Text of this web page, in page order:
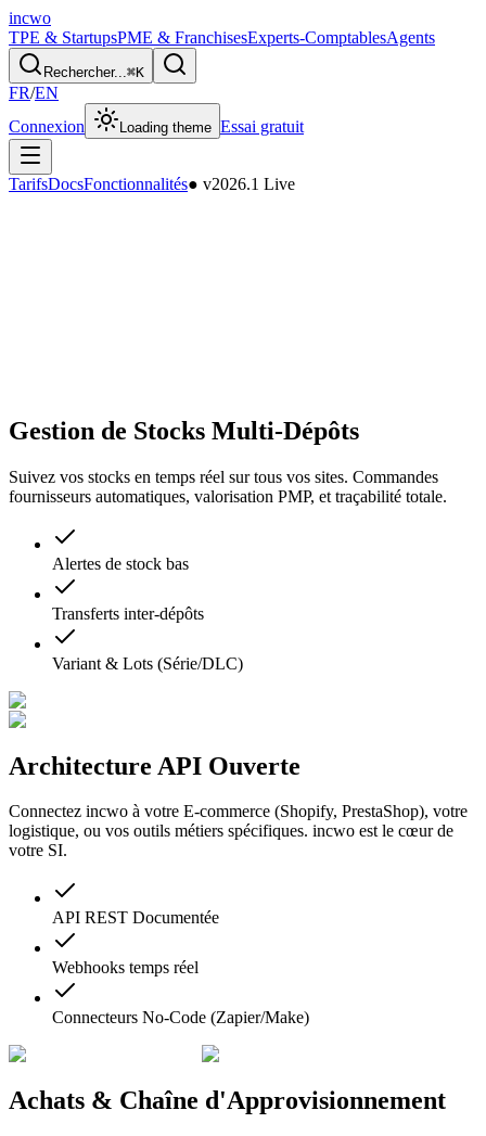
incwo
TPE & StartupsPME & FranchisesExperts-ComptablesAgents
Rechercher...⌘K
FR/EN
Connexion
Loading theme Essai gratuit
TarifsDocsFonctionnalités● v2026.1 Live
Gestion de Stocks Multi-Dépôts
Suivez vos stocks en temps réel sur tous vos sites. Commandes
fournisseurs automatiques, valorisation PMP, et traçabilité totale.
Alertes de stock bas
Transferts inter-dépôts
Variant & Lots (Série/DLC)
Architecture API Ouverte
Connectez incwo à votre E-commerce (Shopify, PrestaShop), votre
logistique, ou vos outils métiers spécifiques. incwo est le cœur de
votre SI.
API REST Documentée
Webhooks temps réel
Connecteurs No-Code (Zapier/Make)
Achats & Chaîne d'Approvisionnement